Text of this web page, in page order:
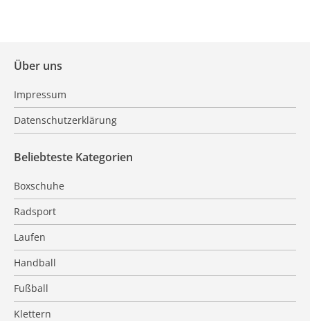
Über uns
Impressum
Datenschutzerklärung
Beliebteste Kategorien
Boxschuhe
Radsport
Laufen
Handball
Fußball
Klettern